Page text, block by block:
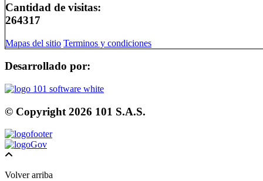
Cantidad de visitas:
264317
Mapas del sitio Terminos y condiciones
Desarrollado por:
© Copyright 2026 101 S.A.S.
Volver arriba